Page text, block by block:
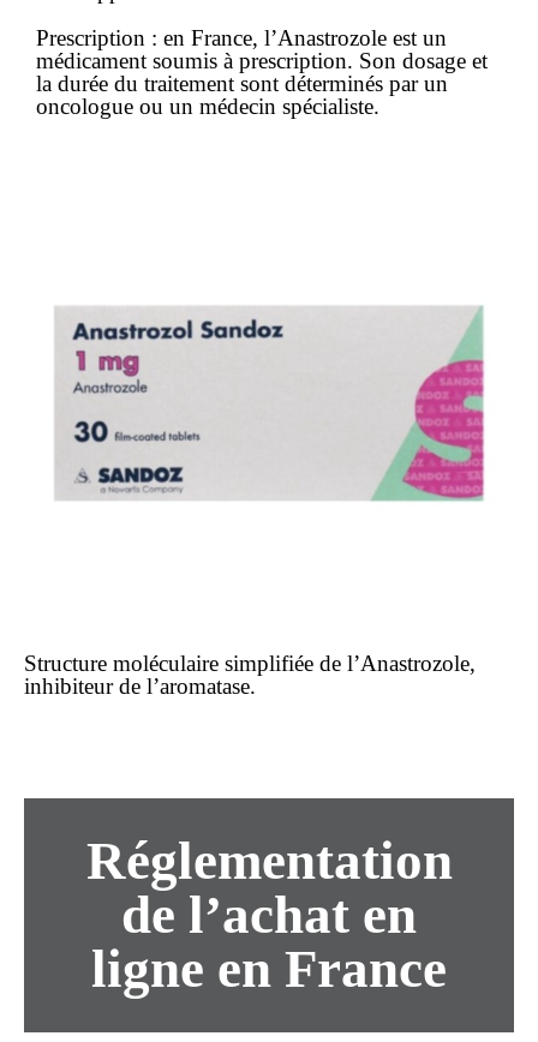
Prescription : en France, l’Anastrozole est un
médicament soumis à prescription. Son dosage et
la durée du traitement sont déterminés par un
oncologue ou un médecin spécialiste.
Structure moléculaire simplifiée de l’Anastrozole,
inhibiteur de l’aromatase.
Réglementation
de l’achat en
ligne en France